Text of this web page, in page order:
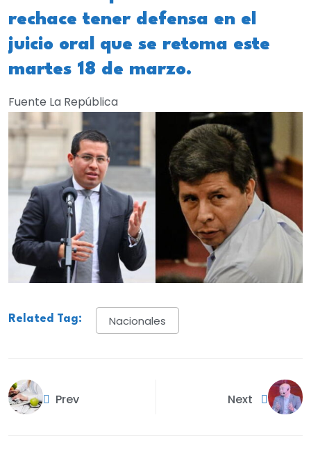
rechace tener defensa en el
juicio oral que se retoma este
martes 18 de marzo.
Fuente La República
Related Tag: Nacionales
Prev Next